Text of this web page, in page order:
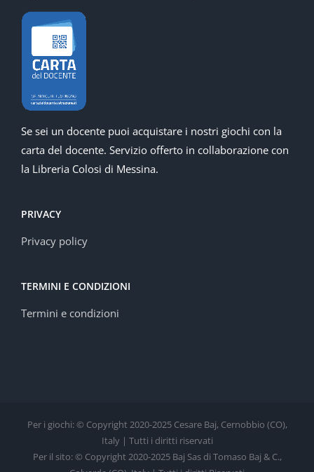
Se sei un docente puoi acquistare i nostri giochi con la
carta del docente. Servizio offerto in collaborazione con
la Libreria Colosi di Messina.
PRIVACY
Privacy policy
TERMINI E CONDIZIONI
Termini e condizioni
Per i giochi: © Copyright 2020-2025 Cesare Baj, Cernobbio (CO),
Italy | Tutti i diritti riservati
Per il sito: © Copyright 2020-2025 Baj Sas di Tomaso Baj & C.,